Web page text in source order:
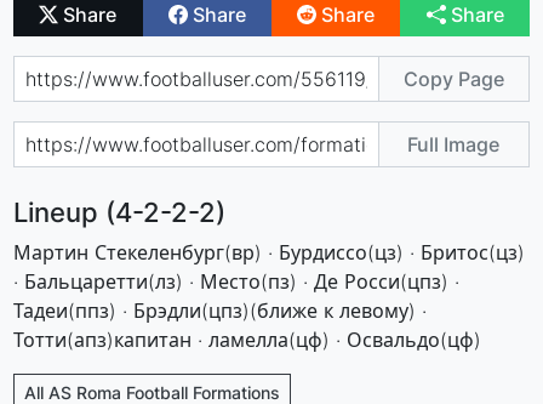
Share Share Share Share
Copy Page
Full Image
Lineup (4-2-2-2)
Мартин Стекеленбург(вр) · Бурдиссо(цз) · Бритос(цз)
· Бальцаретти(лз) · Место(пз) · Де Росси(цпз) ·
Тадеи(ппз) · Брэдли(цпз)(ближе к левому) ·
Тотти(апз)капитан · ламелла(цф) · Освальдо(цф)
All AS Roma Football Formations